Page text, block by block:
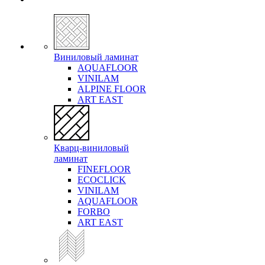
Виниловый ламинат
AQUAFLOOR
VINILAM
ALPINE FLOOR
ART EAST
Кварц-виниловый
ламинат
FINEFLOOR
ECOCLICK
VINILAM
AQUAFLOOR
FORBO
ART EAST